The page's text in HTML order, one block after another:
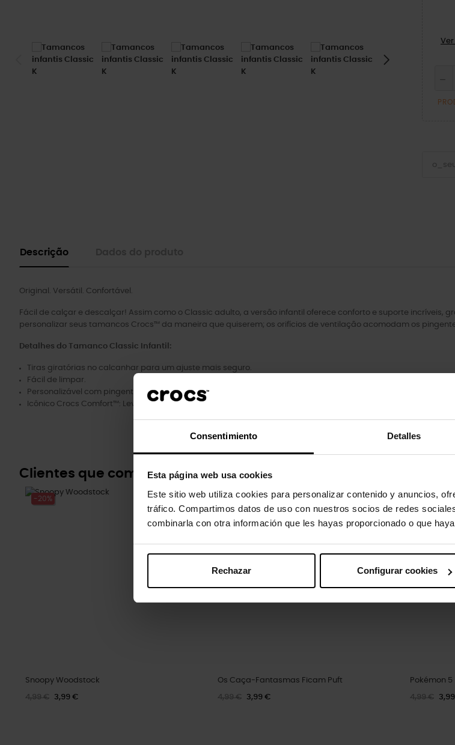
Consentimiento Detalles
Esta página web usa cookies
Este sitio web utiliza cookies para personalizar contenido y anuncios,
tráfico. Compartimos datos de uso con nuestros socios de redes
combinarla con otra información que les hayas proporcionado o que
Rechazar Configurar cookies
Descrição
Original. Versátil. Confortável.
Fácil de calçar e descalçar! Assim como o Classic adulto, a versão infantil oferece conforto e suporte
personalizar seus tamancos Crocs™ da maneira que quiserem; os orifícios de ventilação acomodam os
Detalhes do Tamanco Classic Infantil:
Tiras giratórias no calcanhar para um ajuste mais seguro.
Fácil de limpar.
Personalizável com pingentes Jibbitz™.
Icônico Crocs Comfort™: Leve. Flexível. Conforto de 36 graus.
Clientes que compraram este produto também compraram:
-20%
Snoopy Woodstock
4,99 € 3,99 €
-20%
Os Caça-Fantasmas Ficam Puft
4,99 € 3,99 €
-20%
Pokémon 5
4,99 €